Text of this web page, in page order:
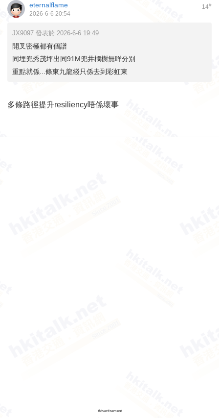
14#
eternalflame
2026-6-6 20:54
JX9097 發表於 2026-6-6 19:49
開叉密極都有個譜
同埋兜秀茂坪出同91M兜井欄樹無咩分別
重點就係...條東九龍綫只係去到彩虹東
多條路徑提升resiliency唔係壞事
Advertisement